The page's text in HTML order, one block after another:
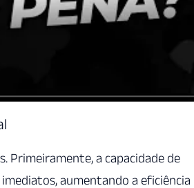
Primeiramente, a capacidade de
aumentando a eficiência